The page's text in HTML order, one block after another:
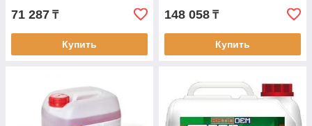
71 287 ₸
Купить
148 058 ₸
Купить